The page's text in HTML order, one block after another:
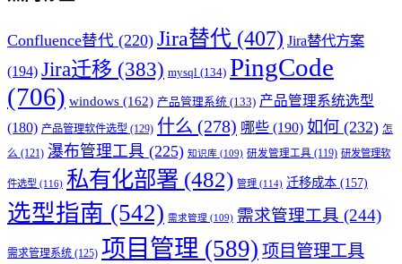
Confluence替代 (220) Jira替代 (407) Jira替代方案
(194) Jira迁移 (383) mysql (134) PingCode
(706) windows (162) 产品管理系统 (133) 产品管理系统选型
(180) 产品管理软件选型 (129) 什么 (278) 哪些 (190) 如何 (232) 怎
么 (121) 瀑布管理工具 (225) 知识库 (109) 研发管理工具 (119) 研发管理软
件选型 (116) 私有化部署 (482) 管理 (114) 迁移成本 (157)
选型指南 (542) 需求管理 (109) 需求管理工具 (244)
需求管理系统 (125) 项目管理 (589) 项目管理工具